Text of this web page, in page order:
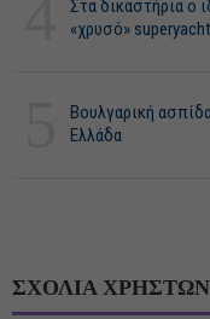
Στα δικαστήρια ο
«χρυσό»
Βουλγαρική
Ελλάδα
ΣΧΟΛΙΑ ΧΡΗΣΤΩΝ